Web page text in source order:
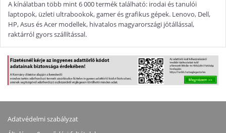
A kínálatban több mint 6 000 termék található: irodai és tanulói
laptopok, üzleti ultrabookok, gamer és grafikus gépek. Lenovo, Dell,
HP, Asus és Acer modellek, hivatalos magyarországi jótállással,
raktárról gyors szállítással.
Adatvédelmi szabályzat